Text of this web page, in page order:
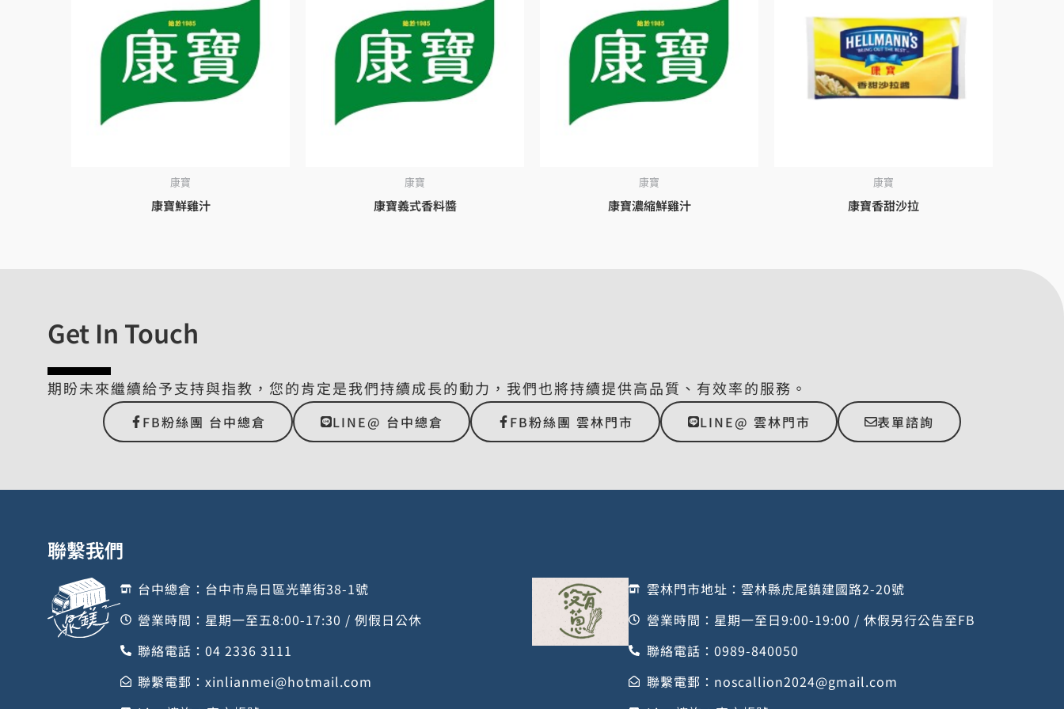
康寶
康寶鮮雞汁
康寶
康寶義式香料醬
康寶
康寶濃縮鮮雞汁
康寶
康寶香甜沙拉
Get In Touch
期盼未來繼續給予支持與指教，您的肯定是我們持續成長的動力，我們也將持續提供高品質、有效率的服務。
FB粉絲團 台中總倉 LINE@ 台中總倉 FB粉絲團 雲林門市 LINE@ 雲林門市 表單諮詢
聯繫我們
台中總倉：台中市烏日區光華街38-1號
營業時間：星期一至五8:00-17:30 / 例假日公休
聯絡電話：04 2336 3111
聯繫電郵：xinlianmei@hotmail.com
雲林門市地址：雲林縣虎尾鎮建國路2-20號
營業時間：星期一至日9:00-19:00 / 休假另行公告至FB
聯絡電話：0989-840050
聯繫電郵： noscallion2024@gmail.com